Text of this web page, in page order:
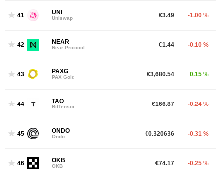
41 UNI
Uniswap €3.49 -1.00 %
42 NEAR
Near Protocol €1.44 -0.10 %
43 PAXG
PAX Gold €3,680.54 0.15 %
44 TAO
BitTensor €166.87 -0.24 %
45 ONDO
Ondo €0.320636 -0.31 %
46 OKB
OKB €74.17 -0.25 %